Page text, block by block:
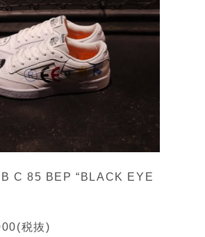
C 85 BEP “BLACK EYE
税抜)